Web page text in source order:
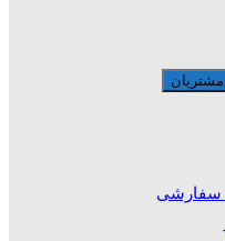
سفارشی